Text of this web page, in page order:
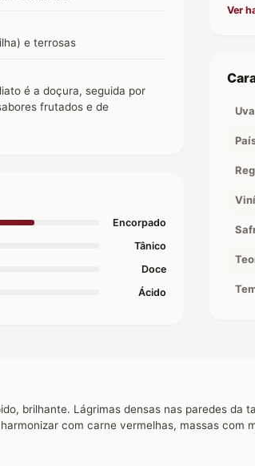
e terrosas
é a doçura, seguida por
frutados e de
Encorpado
Tânico
Doce
Ácido
Ver
Uva
brilhante. Lágrimas densas nas paredes
com carne vermelhas, massas